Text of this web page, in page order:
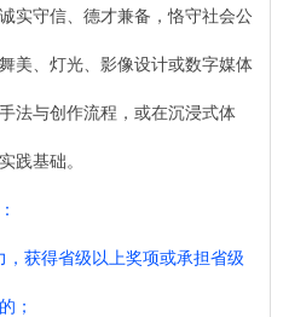
实守信、德才兼备，恪守社会公
美、灯光、影像设计或数字媒体
法与创作流程，或在沉浸式体
践基础。
，获得省级以上奖项或承担省级
；